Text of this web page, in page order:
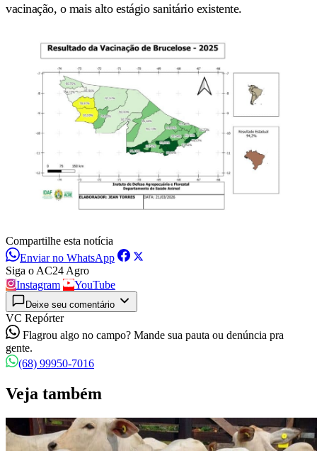
vacinação, o mais alto estágio sanitário existente.
Compartilhe esta notícia
Enviar no WhatsApp
Siga o AC24 Agro
Instagram
YouTube
Deixe seu comentário
VC Repórter
Flagrou algo no campo? Mande sua pauta ou denúncia pra
gente.
(68) 99950-7016
Veja também